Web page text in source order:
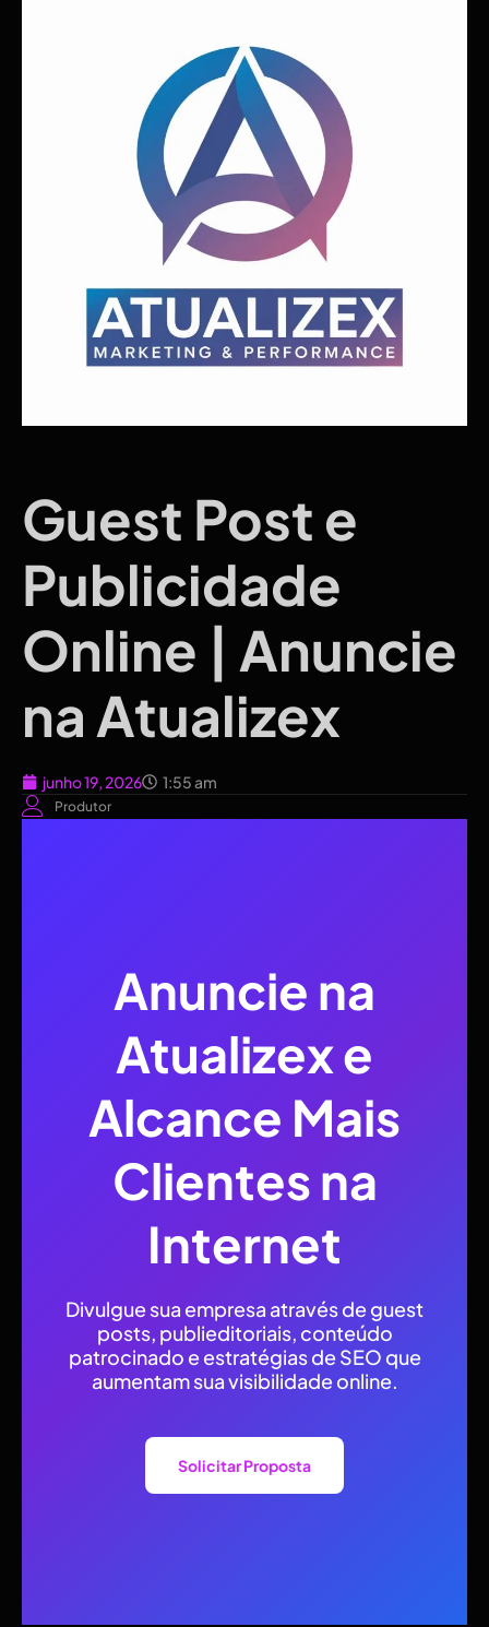
Guest Post e
Publicidade
Online | Anuncie
na Atualizex
junho 19, 2026 1:55 am
Produtor
Anuncie na
Atualizex e
Alcance Mais
Clientes na
Internet
Divulgue sua empresa através de guest
posts, publieditoriais, conteúdo
patrocinado e estratégias de SEO que
aumentam sua visibilidade online.
Solicitar Proposta